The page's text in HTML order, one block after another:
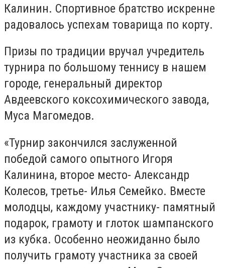
Калинин. Спортивное братство искренне
радовалось успехам товарища по корту.
Призы по традиции вручал учредитель
турнира по большому теннису в нашем
городе, генеральный директор
Авдеевского коксохимического завода,
Муса Магомедов.
«Турнир закончился заслуженной
победой самого опытного Игоря
Калинина, второе место- Александр
Колесов, третье- Илья Семейко. Вместе
молодцы, каждому участнику- памятный
подарок, грамоту и глоток шампанского
из кубка. Особенно неожиданно было
получить грамоту участника за своей